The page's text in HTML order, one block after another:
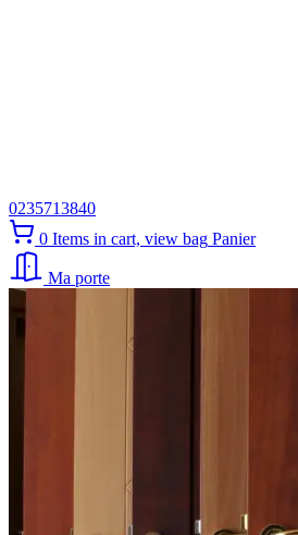
0235713840
0 Items in cart, view bag Panier
Ma porte